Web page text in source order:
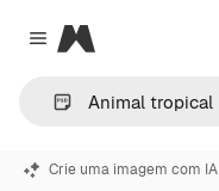
Close menu
Magnific
Crie uma imagem com IA